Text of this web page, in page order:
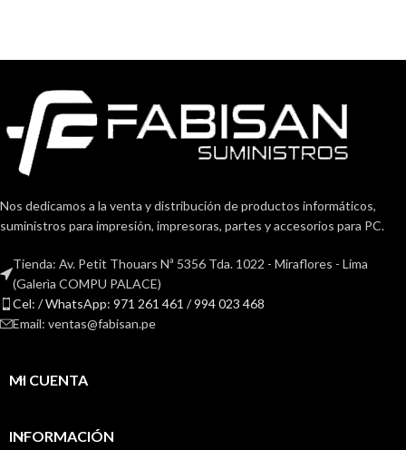
Nos dedicamos a la venta y distribución de productos informáticos,
suministros para impresión, impresoras, partes y accesorios para PC.
Tienda: Av. Petit Thouars Nª 5356 Tda. 1022 - Miraflores - Lima
(Galerìa COMPU PALACE)
Cel: / WhatsApp: 971 261 461 / 994 023 468
Email: ventas@fabisan.pe
MI CUENTA
INFORMACIÓN